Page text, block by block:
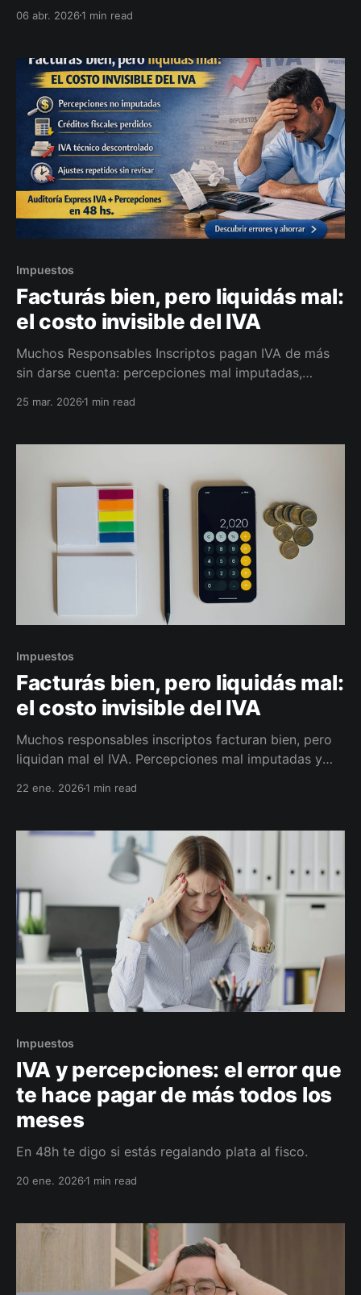
repetidos. Hago una Auditoría Express (48 hs) para
06 abr. 20261 min read
Impuestos
Facturás bien, pero liquidás mal:
el costo invisible del IVA
Muchos Responsables Inscriptos pagan IVA de más
sin darse cuenta: percepciones mal imputadas,
podés saber si tu liquidación está inflada.
25 mar. 20261 min read
Impuestos
Facturás bien, pero liquidás mal:
el costo invisible del IVA
Muchos responsables inscriptos facturan bien, pero
liquidan mal el IVA. Percepciones mal imputadas y
22 ene. 20261 min read
Impuestos
IVA y percepciones: el error que
te hace pagar de más todos los
meses
En 48h te digo si estás regalando plata al fisco.
20 ene. 20261 min read